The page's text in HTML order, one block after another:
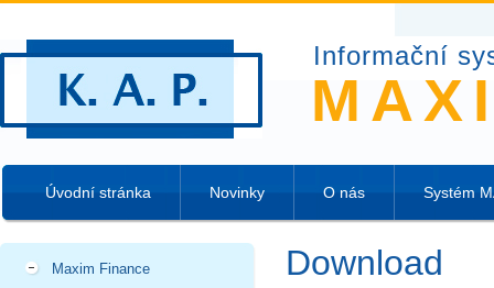
Informační
Úvodní stránka Novinky O nás Systém
Maxim Finance Download